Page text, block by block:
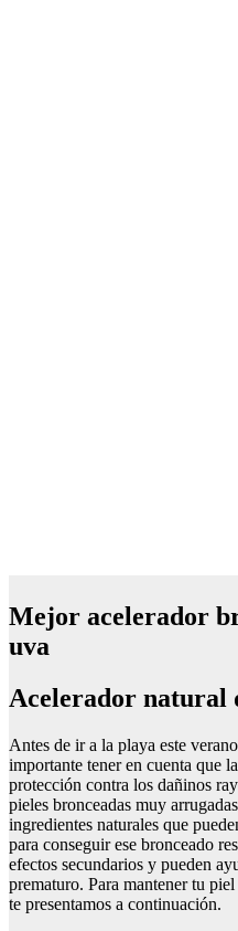
Mejor acelerador
uva
Acelerador natural
Antes de ir a la playa este
importante tener en cuenta que
protección contra los dañinos
pieles bronceadas muy
ingredientes naturales que
para conseguir ese bronceado
efectos secundarios y pueden
prematuro. Para mantener tu
te presentamos a continuación.